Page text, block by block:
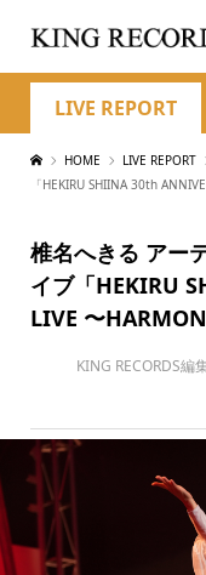
LIVE REPORT
HOME LIVE REPORT
「HEKIRU SHIINA 30th
椎名へきる アー
イブ「HEKIRU
LIVE 〜
KING RECORDS編